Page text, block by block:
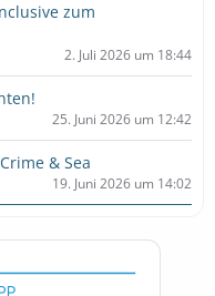
zum
2. Juli 2026 um 18:44
25. Juni 2026 um 12:42
& Sea
19. Juni 2026 um 14:02